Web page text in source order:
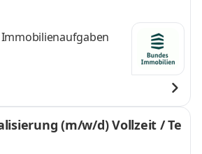
(m/w/d) Vollzeit / Te